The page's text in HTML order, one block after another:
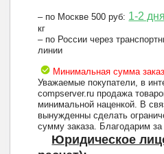
– по Москве 500 руб: 1-2 дня
кг
– по России через
линии
Минимальная сумма
Уважаемые покупатели, в
compserver.ru продажа
минимальной наценкой. В
вынужденны сделать
сумму заказа. Благодарим
Юридическое